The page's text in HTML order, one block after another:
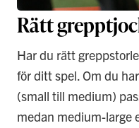
Rätt
Har du rätt
för ditt spel. Om du
(small till medium)
medan medium-large